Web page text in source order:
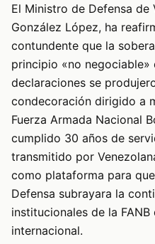
El Ministro de Defensa de
González López, ha
contundente que la
principio «no negociable»
declaraciones se
condecoración dirigido a
Fuerza Armada Nacional
cumplido 30 años de
transmitido por
como plataforma para
Defensa subrayara la
institucionales de la
internacional.